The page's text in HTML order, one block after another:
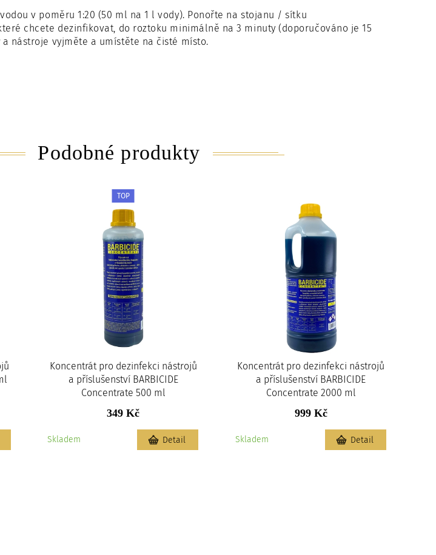
v poměru 1:20 (50 ml na 1 l vody). Ponořte na stojanu / sítku
chcete dezinfikovat, do roztoku minimálně na 3 minuty (doporučováno je 15
nástroje vyjměte a umístěte na čisté místo.
Podobné produkty
Koncentrát pro dezinfekci nástrojů
a příslušenství BARBICIDE
Concentrate 500 ml
TOP
349 Kč
Skladem Detail
Koncentrát pro dezinfekci nástrojů
a příslušenství BARBICIDE
Concentrate 2000 ml
999 Kč
Skladem Detail